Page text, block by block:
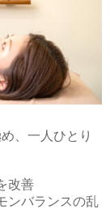
、一人ひとり
改善
ンバランスの乱